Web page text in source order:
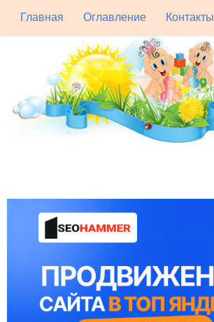
Главная Оглавление Контакты